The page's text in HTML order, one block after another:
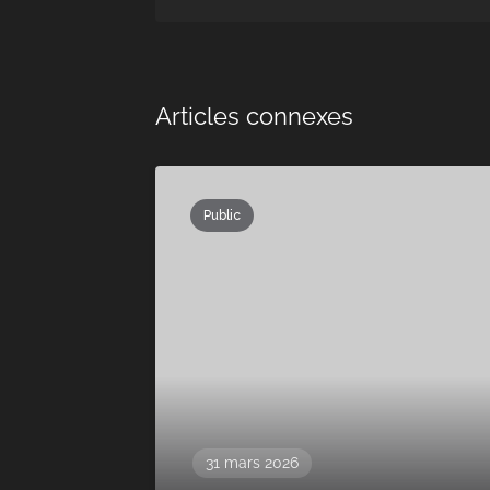
Articles connexes
Public
31 mars 2026